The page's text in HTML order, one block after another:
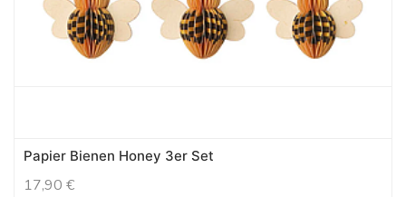
Papier Bienen Honey 3er Set
17,90 €